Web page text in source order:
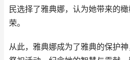
民选择了雅典娜，认为她带来的
荣。
从此，雅典娜成为了雅典的保护